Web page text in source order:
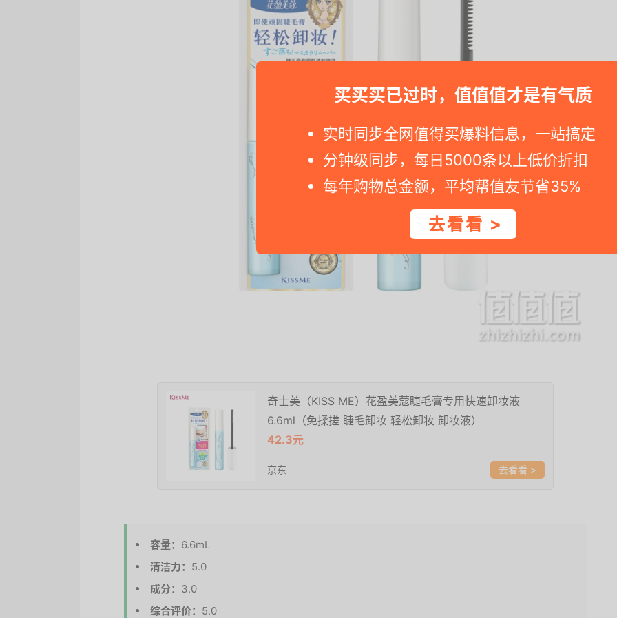
买买买已过时，值值值才是有气质
实时同步全网值得买爆料信息，一站搞定
分钟级同步，每日5000条以上低价折扣
每年购物总金额，平均帮值友节省35%
去看看 >
奇士美（KISS ME）花盈美蔻睫毛膏专用快速卸妆液
6.6ml（免揉搓 睫毛卸妆 轻松卸妆 卸妆液）
42.3元
京东 >
容量： 6.6mL
清洁力： 5.0
成分： 3.0
综合评价： 5.0